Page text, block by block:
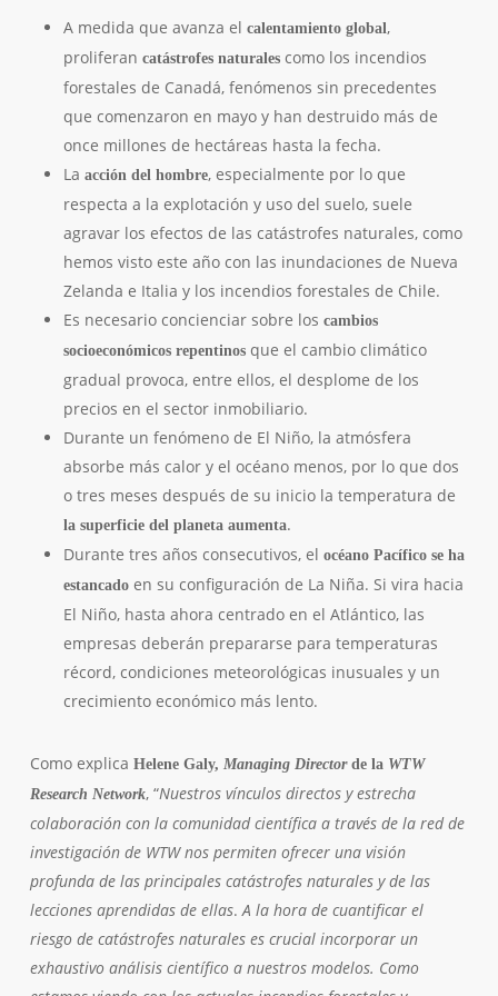
A medida que avanza el calentamiento global,
proliferan catástrofes naturalescomo los incendios
forestales de Canadá, fenómenos sin precedentes
que comenzaron en mayo y han destruido más de
once millones de hectáreas hasta la fecha.
La acción del hombre, especialmente por lo que
respecta a la explotación y uso del suelo, suele
agravar los efectos de las catástrofes naturales, como
hemos visto este año con las inundaciones de Nueva
Zelanda e Italia y los incendios forestales de Chile.
Es necesario concienciar sobre los cambios
socioeconómicos repentinosque el cambio climático
gradual provoca, entre ellos, el desplome de los
precios en el sector inmobiliario.
Durante un fenómeno de El Niño, la atmósfera
absorbe más calor y el océano menos, por lo que dos
o tres meses después de su inicio la temperatura de
la superficie del planeta aumenta.
Durante tres años consecutivos, el océano Pacífico se ha
estancadoen su configuración de La Niña. Si vira hacia
El Niño, hasta ahora centrado en el Atlántico, las
empresas deberán prepararse para temperaturas
récord, condiciones meteorológicas inusuales y un
crecimiento económico más lento.
Como explica Helene Galy, Managing Directorde la WTW
Research Network, “Nuestros vínculos directos y estrecha
colaboración con la comunidad científica a través de la red de
investigación de WTW nos permiten ofrecer una visión
profunda de las principales catástrofes naturales y de las
lecciones aprendidas de ellas.A la hora de cuantificar el
riesgo de catástrofes naturales es crucial incorporar un
exhaustivo análisis científico a nuestros modelos. Como